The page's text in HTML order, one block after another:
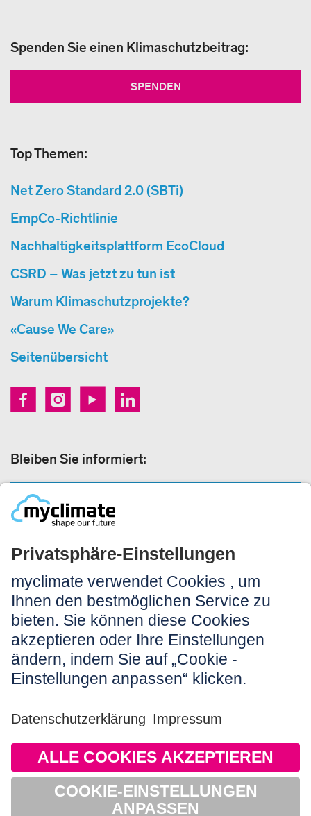
Spenden Sie einen Klimaschutzbeitrag:
SPENDEN
Top Themen:
Net Zero Standard 2.0 (SBTi)
EmpCo-Richtlinie
Nachhaltigkeitsplattform EcoCloud
CSRD – Was jetzt zu tun ist
Warum Klimaschutzprojekte?
«Cause We Care»
Seitenübersicht
Bleiben Sie informiert:
Rechtliches:
Impressum
Nutzungshinweis
AGB
Datenschutz
Barrierefreiheit